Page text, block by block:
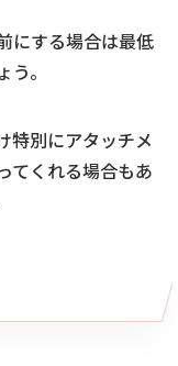
にする場合は最低
。
特別にアタッチメ
てくれる場合もあ